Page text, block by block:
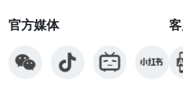
Token的转换系统。随着推理
Token成本的重要约束，算电
片层：决定Token生成效率。
训练性能竞争，转向Token生
理芯片均围绕低成本、高吞
础设施层：负责Token传输与
与高速网络构成Token流转体
官方媒体